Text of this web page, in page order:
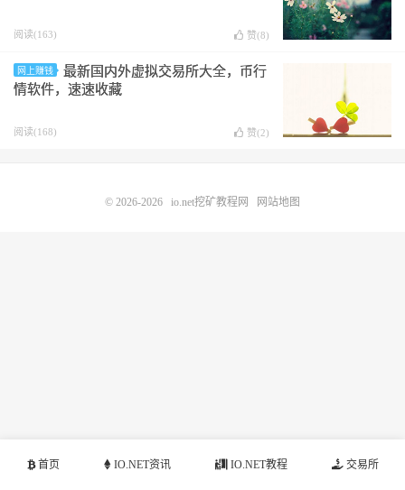
阅读(163) 赞(8)
网上赚钱
最新国内外虚拟交易所大全，币行
情软件，速速收藏
阅读(168) 赞(2)
首页 IO.NET资讯 IO.NET教程 交易所
© 2026-2026 io.net挖矿教程网 网站地图